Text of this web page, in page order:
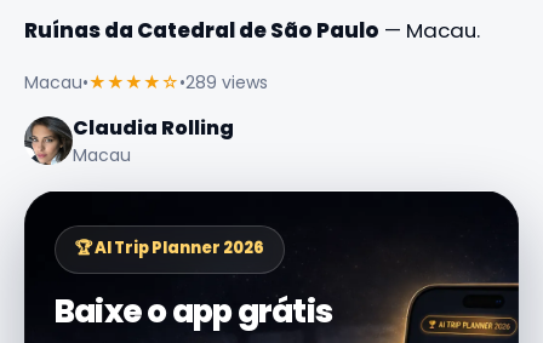
Ruínas da Catedral de São Paulo — Macau.
Macau•★★★★☆•289 views
Claudia Rolling
Macau
🏆 AI Trip Planner 2026
Baixe o app grátis